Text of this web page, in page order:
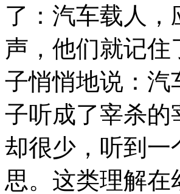
了：汽车载人
声，他们就记
子悄悄地说：汽
子听成了宰杀的
却很少，听到一
思。这类理解